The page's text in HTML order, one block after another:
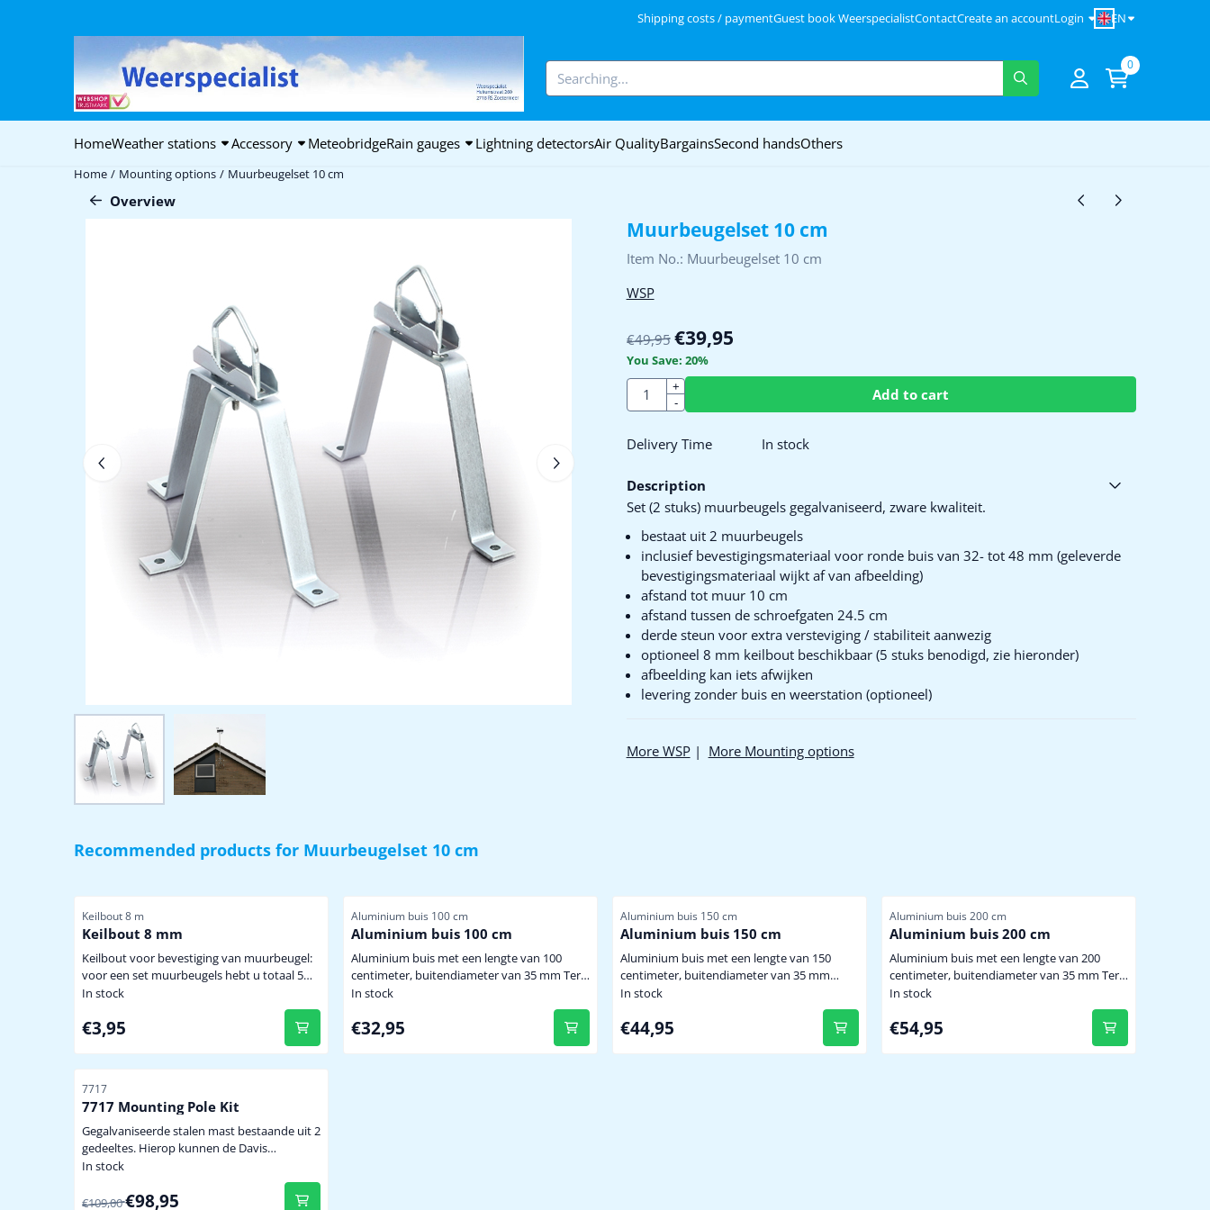
Shipping costs / paymentGuest book WeerspecialistContactCreate an accountLogin EN
Search 0
HomeWeather stations Accessory MeteobridgeRain gauges Lightning detectorsAir QualityBargainsSecond handsOthers
Home / Mounting options / Muurbeugelset 10 cm
Overview
Muurbeugelset 10 cm
Item No.: Muurbeugelset 10 cm
WSP
€49,95 €39,95
You Save: 20%
Quantity
+
-
Add to cart
Delivery Time In stock
Description
Set (2 stuks) muurbeugels gegalvaniseerd, zware kwaliteit.
bestaat uit 2 muurbeugels
inclusief bevestigingsmateriaal voor ronde buis van 32- tot 48 mm (geleverde
bevestigingsmateriaal wijkt af van afbeelding)
afstand tot muur 10 cm
afstand tussen de schroefgaten 24.5 cm
derde steun voor extra versteviging / stabiliteit aanwezig
optioneel 8 mm keilbout beschikbaar (5 stuks benodigd, zie hieronder)
afbeelding kan iets afwijken
levering zonder buis en weerstation (optioneel)
More WSP| More Mounting options
Recommended products for Muurbeugelset 10 cm
Item number
Keilbout 8 m
Keilbout 8 mm
Keilbout voor bevestiging van muurbeugel:
voor een set muurbeugels hebt u totaal 5
keilbouten nodig 8 mm uitvoering voor
montage is een boor met een diameter van
In stock
Price: 3,95
€3,95
Item number
Aluminium buis 100 cm
Aluminium buis 100 cm
Aluminium buis met een lengte van 100
centimeter, buitendiameter van 35 mm Ter
bevestiging van de meeste weerstations en
35 mm wanddikte 2.5 mm voor
stijve/zwiepvrije opstelling van al onze
In stock
Price: 32,95
€32,95
Item number
Aluminium buis 150 cm
Aluminium buis 150 cm
Aluminium buis met een lengte van 150
centimeter, buitendiameter van 35 mm
lengte 150 cm buitendiameter 35 mm
wanddikte 2.5 mm voor stijve/zwiepvrije
opstelling van al onze weerstations en
In stock
Price: 44,95
€44,95
Item number
Aluminium buis 200 cm
Aluminium buis 200 cm
Aluminium buis met een lengte van 200
centimeter, buitendiameter van 35 mm Ter
bevestiging van de meeste weerstations en
35 mm wanddikte 2.5 mm voor
stijve/zwiepvrije opstelling van al onze
In stock
Price: 54,95
€54,95
Item number
7717
7717 Mounting Pole Kit
Gegalvaniseerde stalen mast bestaande uit 2
gedeeltes. Hierop kunnen de Davis
weerstations en accessoires bevestigd
totale lengte ongeveer 95 cm ook bruikbaar
In stock
From 109,00 for 98,95
€109,00€98,95